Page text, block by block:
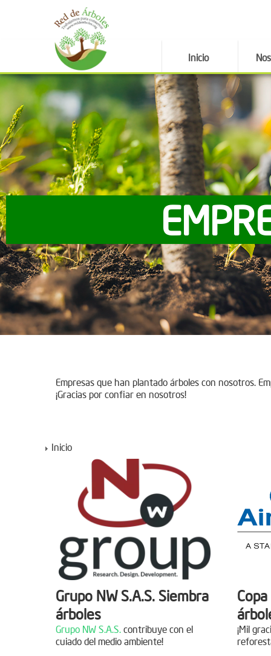
Inicio
Empresas que han plantado árboles con nosotros.
¡Gracias por confiar en nosotros!
Inicio
Grupo NW S.A.S. Siembra
árboles
Grupo NW S.A.S. contribuye con el
cuiado del medio ambiente!
¡Mil